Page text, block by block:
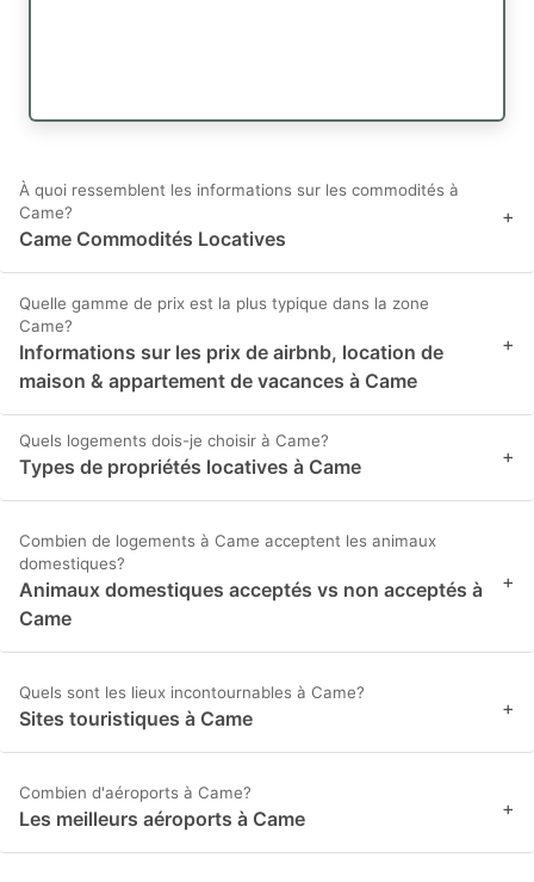
À quoi ressemblent les informations sur les commodités à
Came?
Came Commodités Locatives
+
Quelle gamme de prix est la plus typique dans la zone
Came?
Informations sur les prix de airbnb, location de
maison & appartement de vacances à Came
+
Quels logements dois-je choisir à Came?
Types de propriétés locatives à Came +
Combien de logements à Came acceptent les animaux
domestiques?
Animaux domestiques acceptés vs non acceptés à
Came
+
Quels sont les lieux incontournables à Came?
Sites touristiques à Came +
Combien d'aéroports à Came?
Les meilleurs aéroports à Came +